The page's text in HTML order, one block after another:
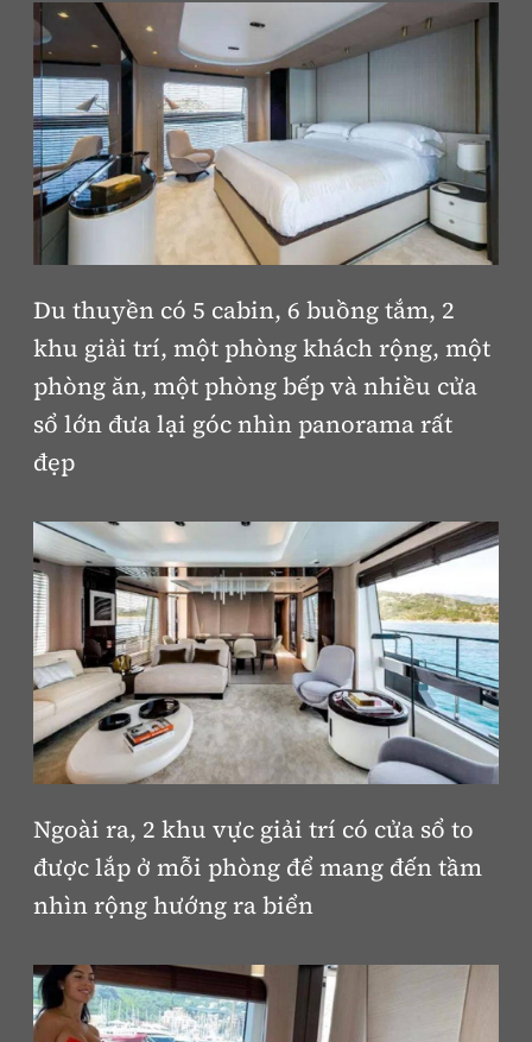
Giấy phép số: 03/GP-BC, cấp ngày 22/4/2025
Chuyên trang của Báo Xây dựng
Tòa soạn: Số 2 Nguyễn Công Hoan, phường Giảng Võ,
Hà Nội.
Hotline: 0967 376 459;
Liên hệ quảng cáo phát hành: 0915.057.282
Email: bandoc@baoxaydung.vn
Thông tin tòa soạn
Du thuyền có 5 cabin, 6 buồng tắm, 2
khu giải trí, một phòng khách rộng, một
phòng ăn, một phòng bếp và nhiều cửa
sổ lớn đưa lại góc nhìn panorama rất
đẹp
Ngoài ra, 2 khu vực giải trí có cửa sổ to
được lắp ở mỗi phòng để mang đến tầm
nhìn rộng hướng ra biển